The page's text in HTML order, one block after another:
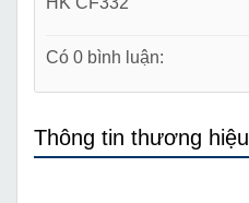
Có 0 bình luận:
Thông tin thương hiệu